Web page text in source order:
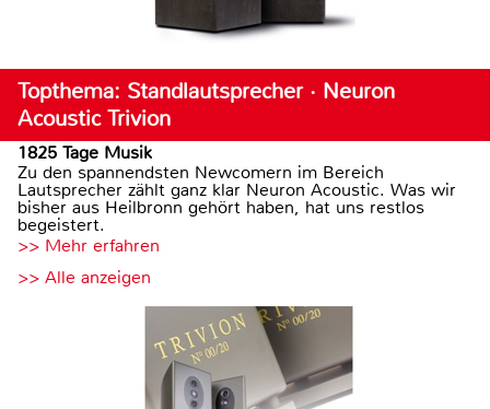
Topthema: Standlautsprecher · Neuron
Acoustic Trivion
1825 Tage Musik
Zu den spannendsten Newcomern im Bereich
Lautsprecher zählt ganz klar Neuron Acoustic. Was wir
bisher aus Heilbronn gehört haben, hat uns restlos
begeistert.
>> Mehr erfahren
>> Alle anzeigen